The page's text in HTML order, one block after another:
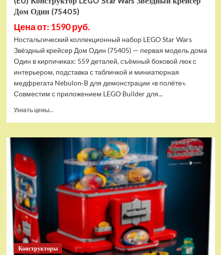
Дом Один (75405)
Цена от: 1590 руб.
Ностальгический коллекционный набор LEGO Star Wars
Звёздный крейсер Дом Один (75405) — первая модель дома
Один в кирпичиках: 559 деталей, съёмный боковой люк с
интерьером, подставка с табличкой и миниатюрная
медфрегатa Nebulon‑B для демонстрации «в полёте».
Совместим с приложением LEGO Builder для...
Узнать цены...
(EU)
Конструктор
Star
Звёздный
крейсер
Конструкторы